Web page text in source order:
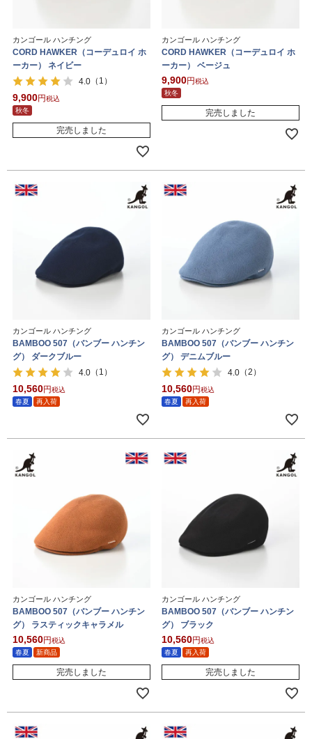
カンゴール ハンチング
CORD HAWKER（コーデュロイ ホ
ーカー） ネイビー
4.0 （1）
9,900
税込
秋冬
完売しました
カンゴール ハンチング
CORD HAWKER（コーデュロイ ホ
ーカー） ベージュ
9,900
税込
秋冬
完売しました
カンゴール ハンチング
BAMBOO 507（バンブー ハンチン
グ） ダークブルー
4.0 （1）
10,560
税込
春夏
再入荷
カンゴール ハンチング
BAMBOO 507（バンブー ハンチン
グ） デニムブルー
4.0 （2）
10,560
税込
春夏
再入荷
カンゴール ハンチング
BAMBOO 507（バンブー ハンチン
グ） ラスティックキャラメル
10,560
税込
春夏
新商品
完売しました
カンゴール ハンチング
BAMBOO 507（バンブー ハンチン
グ） ブラック
10,560
税込
春夏
再入荷
完売しました